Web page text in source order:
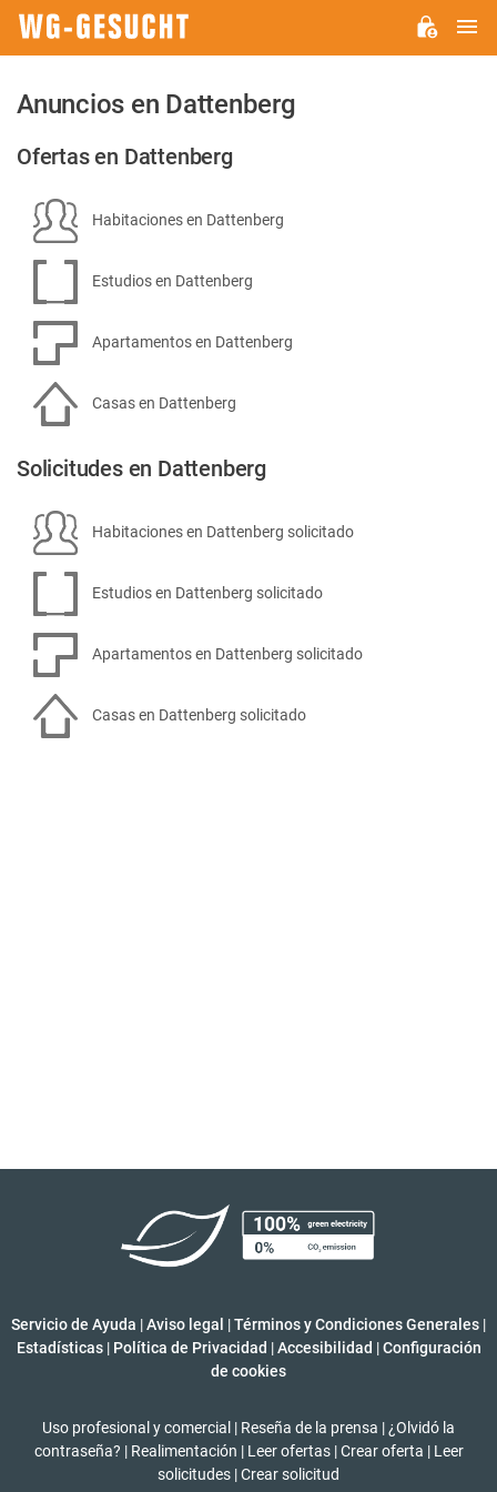
Anuncios en Dattenberg
Ofertas en Dattenberg
Habitaciones en Dattenberg
Estudios en Dattenberg
Apartamentos en Dattenberg
Casas en Dattenberg
Solicitudes en Dattenberg
Habitaciones en Dattenberg solicitado
Estudios en Dattenberg solicitado
Apartamentos en Dattenberg solicitado
Casas en Dattenberg solicitado
Servicio de Ayuda |Aviso legal |Términos y Condiciones Generales |
Estadísticas | Política de Privacidad | Accesibilidad | Configuración
de cookies
Uso profesional y comercial | Reseña de la prensa | ¿Olvidó la
contraseña? | Realimentación | Leer ofertas | Crear oferta | Leer
solicitudes |Crear solicitud